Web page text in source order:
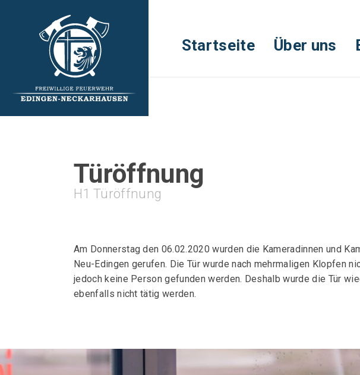
Startseite Über uns
Türöffnung
H1 Türöffnung
Am Donnerstag den 06.02.2020 wurden die Kameradinnen und
Neu-Edingen gerufen. Die Tür wurde nach mehrmaligen
jedoch keine Person gefunden werden. Deshalb wurde die Tür
ebenfalls nicht tätig werden.